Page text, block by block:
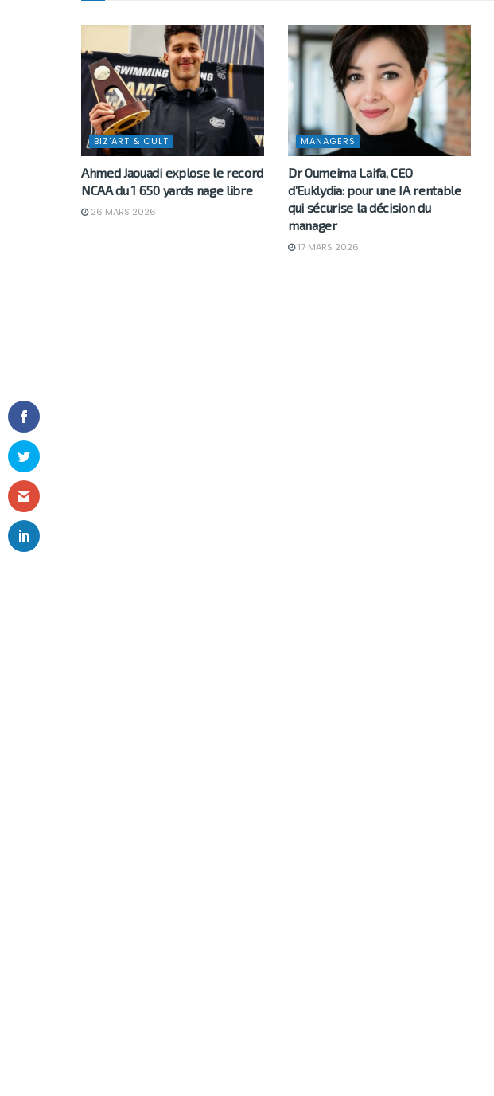
BIZ'ART & CULT
Ahmed Jaouadi explose le record
NCAA du 1 650 yards nage libre
26 MARS 2026
MANAGERS
Dr Oumeima Laifa, CEO
d’Euklydia: pour une IA rentable
qui sécurise la décision du
manager
17 MARS 2026